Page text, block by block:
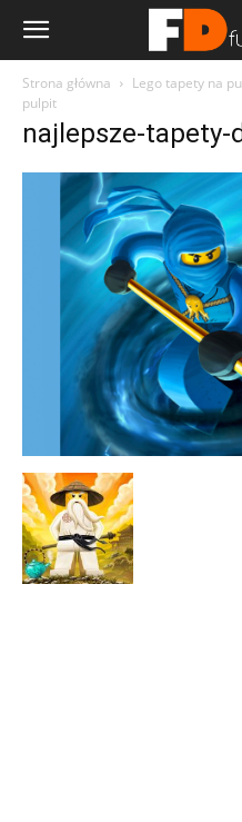
Strona główna Lego tapety na
pulpit
najlepsze-